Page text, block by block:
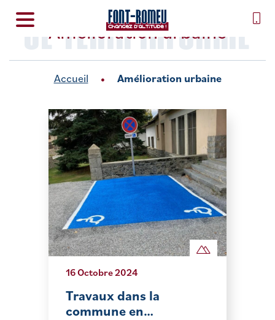
SE TENIR INFORMÉ
Amélioration urbaine
Accueil Amélioration urbaine
16 Octobre 2024
Travaux dans la
commune en…